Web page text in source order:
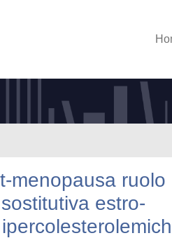
menopausa ruolo
estro-